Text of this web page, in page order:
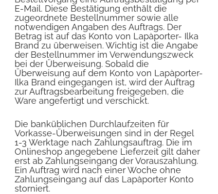
E-Mail. Diese Bestätigung enthält die
zugeordnete Bestellnummer sowie alle
notwendigen Angaben des Auftrags. Der
Betrag ist auf das Konto von Lapàporter- Ilka
Brand zu überweisen. Wichtig ist die Angabe
der Bestellnummer im Verwendungszweck
bei der Überweisung. Sobald die
Überweisung auf dem Konto von Lapàporter-
Ilka Brand eingegangen ist, wird der Auftrag
zur Auftragsbearbeitung freigegeben, die
Ware angefertigt und verschickt.
Die banküblichen Durchlaufzeiten für
Vorkasse-Überweisungen sind in der Regel
1-3 Werktage nach Zahlungsauftrag. Die im
Onlineshop angegebene Lieferzeit gilt daher
erst ab Zahlungseingang der Vorauszahlung.
Ein Auftrag wird nach einer Woche ohne
Zahlungseingang auf das Lapàporter Konto
storniert.